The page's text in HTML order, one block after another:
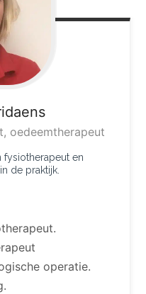
oedeemtherapeut
fysiotherapeut en
de praktijk.
operatie.